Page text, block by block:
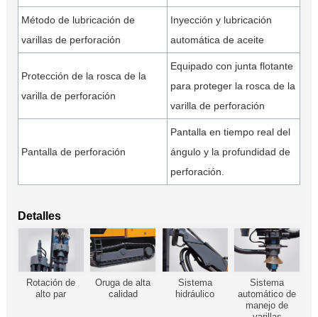
Método de lubricación de
varillas de perforación
Inyección y lubricación
automática de aceite
Protección de la rosca de la
varilla de perforación
Equipado con junta flotante
para proteger la rosca de la
varilla de perforación
Pantalla de perforación
Pantalla en tiempo real del
ángulo y la profundidad de
perforación.
Detalles
Rotación de
alto par
Oruga de alta
calidad
Sistema
hidráulico
Sistema
automático de
manejo de